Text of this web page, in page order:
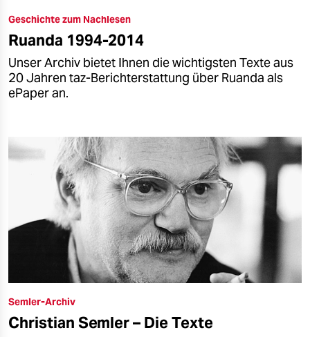
Geschichte zum Nachlesen
Ruanda 1994-2014
Unser Archiv bietet Ihnen die wichtigsten Texte aus
20 Jahren taz-Berichterstattung über Ruanda als
ePaper an.
Semler-Archiv
Christian Semler – Die Texte